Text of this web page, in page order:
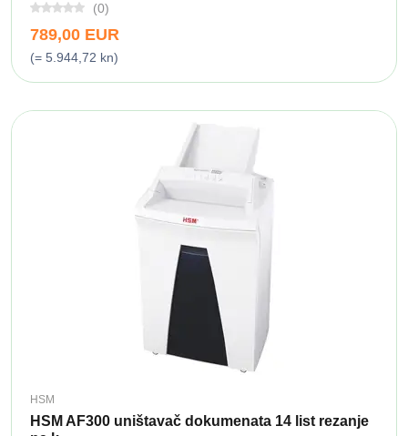
(0)
789,00 EUR
(= 5.944,72 kn)
HSM
HSM AF300 uništavač dokumenata 14 list rezanje